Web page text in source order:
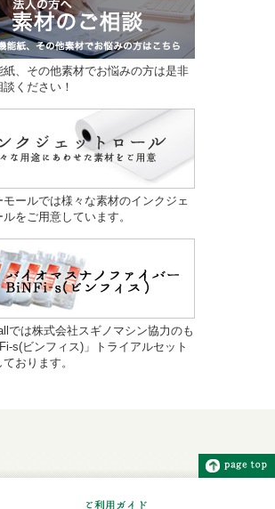
紙、その他素材でお悩みの方は是非
ください！
モールでは様々な素材のインクジェ
ルをご用意しています。
では株式会社スギノマシン協力のも
s(ビンフィス)」トライアルセット
おります。